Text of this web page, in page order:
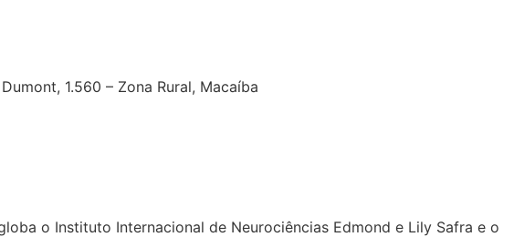
1.560 – Zona Rural, Macaíba
o Instituto Internacional de Neurociências Edmond e Lily Safra e o